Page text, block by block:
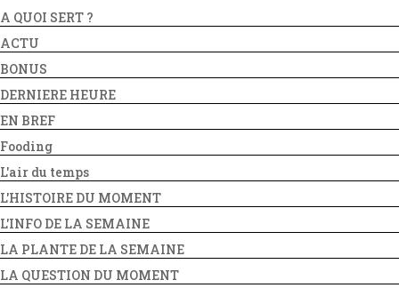
A QUOI SERT ?
ACTU
BONUS
DERNIERE HEURE
EN BREF
Fooding
L'air du temps
L'HISTOIRE DU MOMENT
L'INFO DE LA SEMAINE
LA PLANTE DE LA SEMAINE
LA QUESTION DU MOMENT